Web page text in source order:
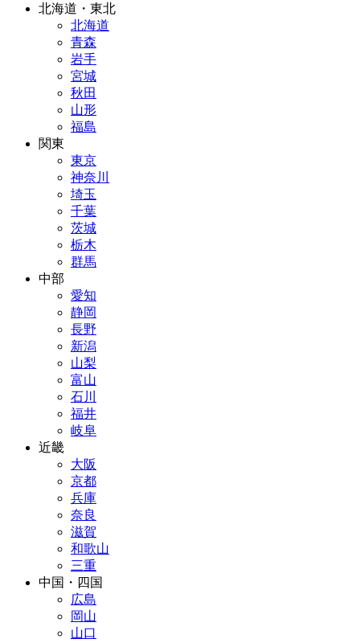
北海道・東北
北海道
青森
岩手
宮城
秋田
山形
福島
関東
東京
神奈川
埼玉
千葉
茨城
栃木
群馬
中部
愛知
静岡
長野
新潟
山梨
富山
石川
福井
岐阜
近畿
大阪
京都
兵庫
奈良
滋賀
和歌山
三重
中国・四国
広島
岡山
山口